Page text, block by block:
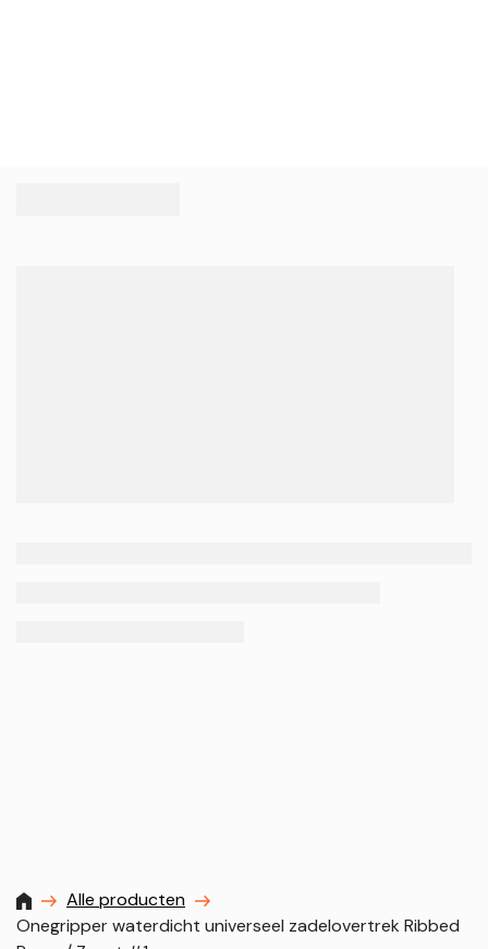
MXProstoreparts
Alle producten
Onegripper waterdicht universeel zadelovertrek Ribbed